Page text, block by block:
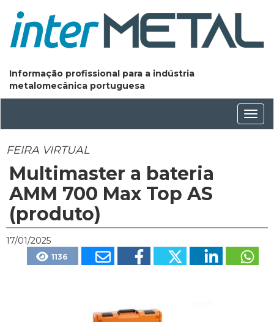
Informação profissional para a indústria
metalomecânica portuguesa
FEIRA VIRTUAL
Multimaster a bateria
AMM 700 Max Top AS
(produto)
17/01/2025
1136